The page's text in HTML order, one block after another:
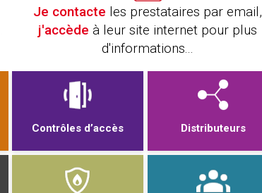
Je contacte les prestataires par email,
j'accède à leur site internet pour plus
d'informations...
Contrôles d’accès Distributeurs